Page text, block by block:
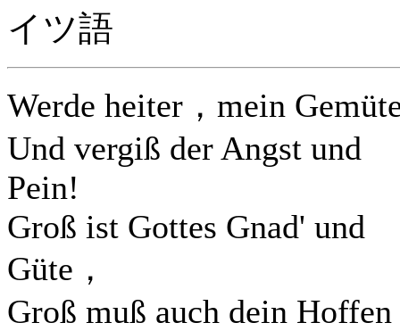
イツ語
Werde heiter，mein
Und vergiß der Angst und
Pein!
Groß ist Gottes Gnad' und
Güte，
Groß muß auch dein Hoffen